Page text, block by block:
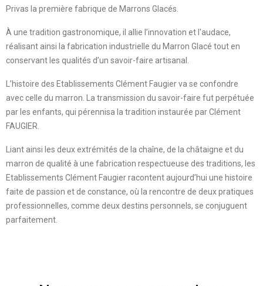
Privas la première fabrique de Marrons Glacés.
À une tradition gastronomique, il allie l’innovation et l'audace,
réalisant ainsi la fabrication industrielle du Marron Glacé tout en
conservant les qualités d’un savoir-faire artisanal.
L’histoire des Etablissements Clément Faugier va se confondre
avec celle du marron. La transmission du savoir-faire fut perpétuée
par les enfants, qui pérennisa la tradition instaurée par Clément
FAUGIER.
Liant ainsi les deux extrémités de la chaîne, de la châtaigne et du
marron de qualité à une fabrication respectueuse des traditions, les
Etablissements Clément Faugier racontent aujourd’hui une histoire
faite de passion et de constance, où la rencontre de deux pratiques
professionnelles, comme deux destins personnels, se conjuguent
parfaitement